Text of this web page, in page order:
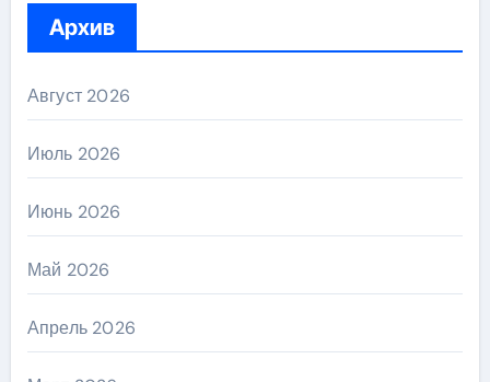
Архив
Август 2026
Июль 2026
Июнь 2026
Май 2026
Апрель 2026